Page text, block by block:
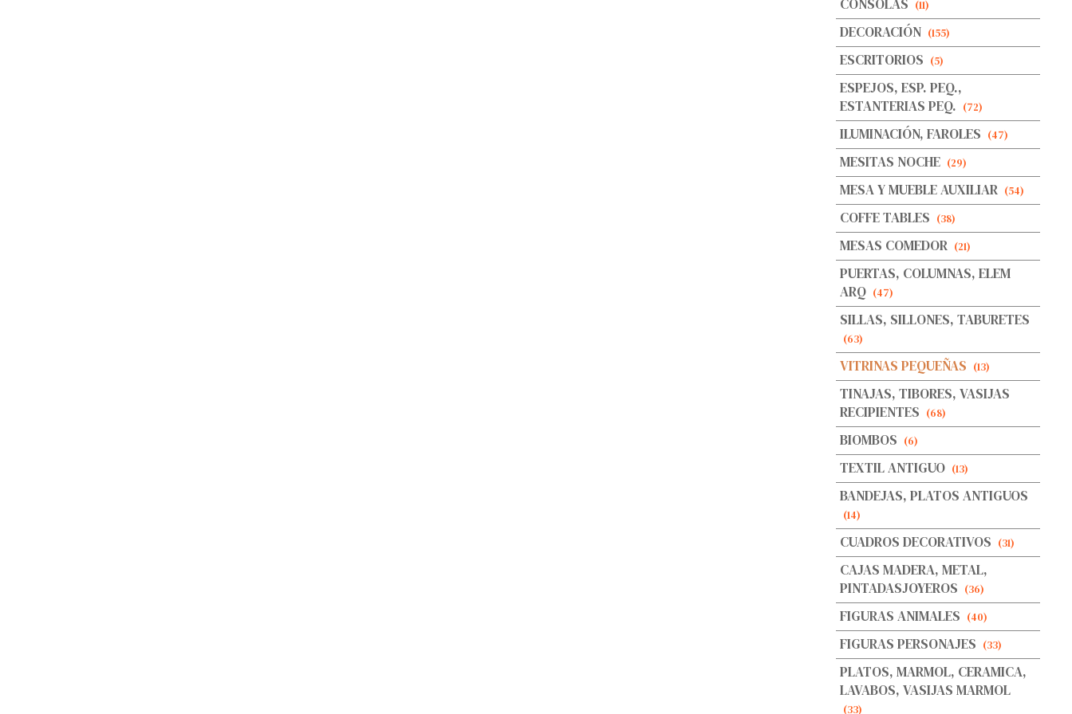
CONSOLAS (11)
DECORACIÓN (155)
ESCRITORIOS (5)
ESPEJOS, ESP. PEQ.,
ESTANTERIAS PEQ. (72)
ILUMINACIÓN, FAROLES (47)
MESITAS NOCHE (29)
MESA Y MUEBLE AUXILIAR (54)
COFFE TABLES (38)
MESAS COMEDOR (21)
PUERTAS, COLUMNAS, ELEM
ARQ (47)
SILLAS, SILLONES, TABURETES
(63)
VITRINAS PEQUEÑAS (13)
TINAJAS, TIBORES, VASIJAS
RECIPIENTES (68)
BIOMBOS (6)
TEXTIL ANTIGUO (13)
BANDEJAS, PLATOS ANTIGUOS
(14)
CUADROS DECORATIVOS (31)
CAJAS MADERA, METAL,
PINTADASJOYEROS (36)
FIGURAS ANIMALES (40)
FIGURAS PERSONAJES (33)
PLATOS, MARMOL, CERAMICA,
LAVABOS, VASIJAS MARMOL
(33)